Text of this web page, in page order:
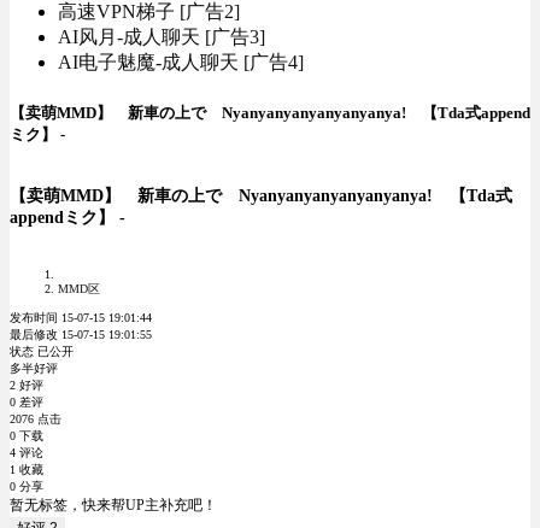
高速VPN梯子 [广告2]
AI风月-成人聊天 [广告3]
AI电子魅魔-成人聊天 [广告4]
【卖萌MMD】 新車の上で Nyanyanyanyanyanyanya! 【Tda式append
ミク】 -
【卖萌MMD】 新車の上で Nyanyanyanyanyanyanya! 【Tda式
appendミク】 -
MMD区
发布时间 15-07-15 19:01:44
最后修改 15-07-15 19:01:55
状态 已公开
多半好评
2 好评
0 差评
2076 点击
0 下载
4 评论
1 收藏
0 分享
暂无标签，快来帮UP主补充吧！